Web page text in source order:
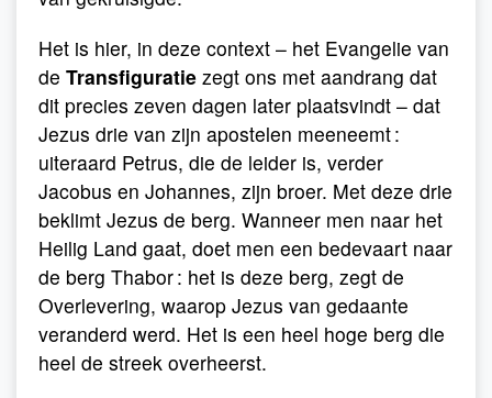
Het is hier, in deze context – het Evangelie van
de Transfiguratie zegt ons met aandrang dat
dit precies zeven dagen later plaatsvindt – dat
Jezus drie van zijn apostelen meeneemt :
uiteraard Petrus, die de leider is, verder
Jacobus en Johannes, zijn broer. Met deze drie
beklimt Jezus de berg. Wanneer men naar het
Heilig Land gaat, doet men een bedevaart naar
de berg Thabor : het is deze berg, zegt de
Overlevering, waarop Jezus van gedaante
veranderd werd. Het is een heel hoge berg die
heel de streek overheerst.